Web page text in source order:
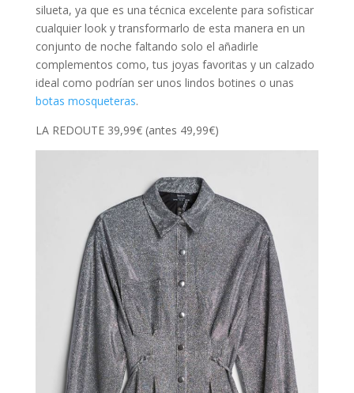
silueta, ya que es una técnica excelente para sofisticar
cualquier look y transformarlo de esta manera en un
conjunto de noche faltando solo el añadirle
complementos como, tus joyas favoritas y un calzado
ideal como podrían ser unos lindos botines o unas
botas mosqueteras.
LA REDOUTE 39,99€ (antes 49,99€)